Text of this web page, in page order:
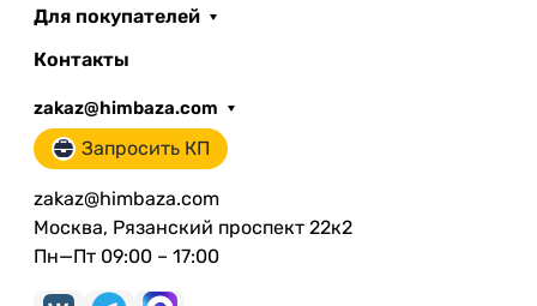
Для покупателей
Контакты
zakaz@himbaza.com
Запросить КП
zakaz@himbaza.com
Москва, Рязанский проспект 22к2
Пн—Пт 09:00 – 17:00